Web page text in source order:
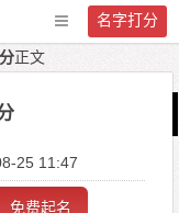
名字打分
正文
25 11:47
免费起名